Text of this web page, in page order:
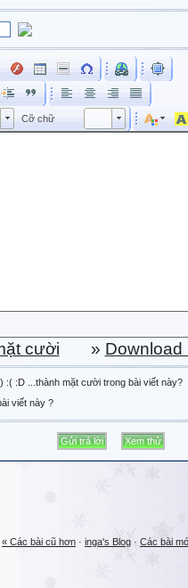
Cỡ chữ Kích cỡ phông
cười » Download
:( :D ...thành mặt cười trong bài viết này?
viết này ?
« Các bài cũ hơn · inga's Blog · Các bài